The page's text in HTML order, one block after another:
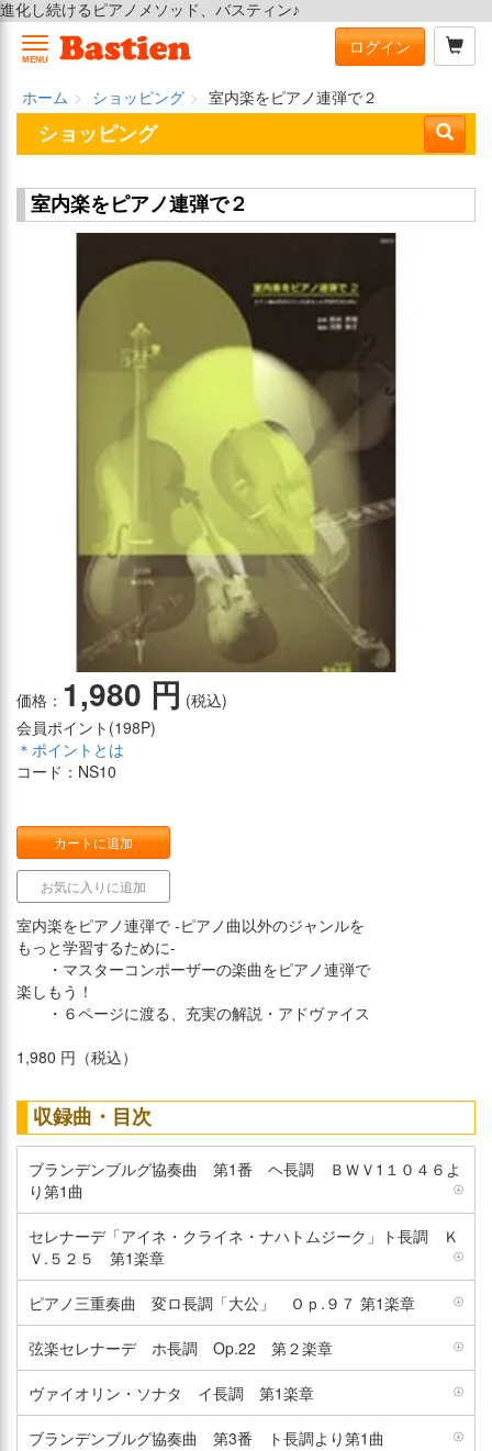
進化し続けるピアノメソッド、バスティン♪
MENU
ログイン
ホーム ショッピング
室内楽をピアノ連弾で２
ショッピング
室内楽をピアノ連弾で２
価格： 1,980 円 (税込)
会員ポイント(198P)
＊ポイントとは
コード：NS10
カートに追加
お気に入りに追加
室内楽をピアノ連弾で -ピアノ曲以外のジャンルを
もっと学習するために-
・マスターコンポーザーの楽曲をピアノ連弾で
楽しもう！
・６ページに渡る、充実の解説・アドヴァイス
1,980 円（税込）
収録曲・目次
ブランデンブルグ協奏曲 第1番 ヘ長調 ＢＷＶ1１０４６よ
り第1曲
セレナーデ「アイネ・クライネ・ナハトムジーク」ト長調 Ｋ
Ｖ.５２５ 第1楽章
ピアノ三重奏曲 変ロ長調「大公」 Ｏｐ.９７ 第1楽章
弦楽セレナーデ ホ長調 Op.22 第２楽章
ヴァイオリン・ソナタ イ長調 第1楽章
ブランデンブルグ協奏曲 第3番 ト長調より第1曲